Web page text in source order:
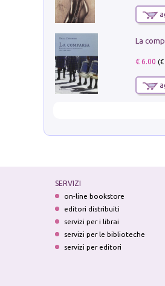
€ 6.00 (€
SERVIZI
on-line bookstore
editori distribuiti
servizi per i librai
servizi per le biblioteche
servizi per editori